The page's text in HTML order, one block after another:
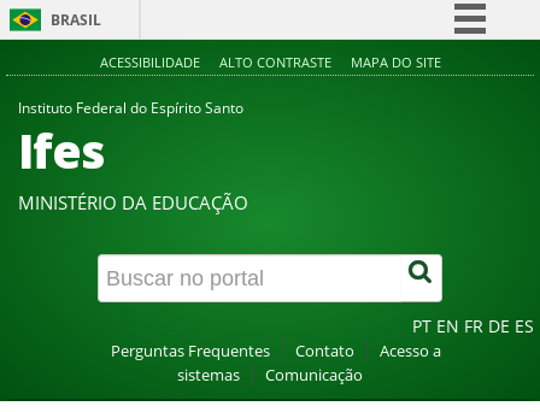
BRASIL
Simplifique!
Canais
ACESSIBILIDADE ALTO CONTRASTE MAPA DO SITE
Instituto Federal do Espírito Santo
Ifes
MINISTÉRIO DA EDUCAÇÃO
PT EN FR DE ES
Perguntas Frequentes Contato
Acesso a
sistemas
Comunicação